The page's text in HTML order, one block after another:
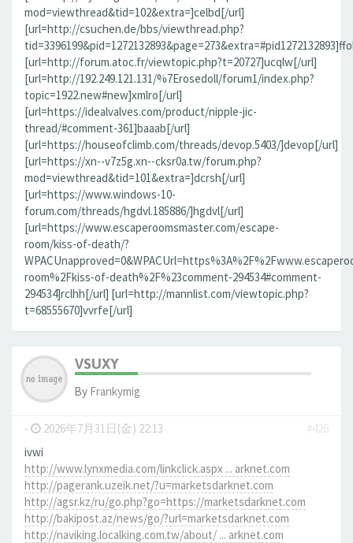
mod=viewthread&tid=102&extra=]celbd[/url]
[url=http://csuchen.de/bbs/viewthread.php?
[url=http://forum.atoc.fr/viewtopic.php?t=20727]ucqlw[/url]
[url=http://192.249.121.131/%7Erosedoll/forum1/index.php?
topic=1922.new#new]xmlro[/url]
[url=https://idealvalves.com/product/nipple-jic-
thread/#comment-361]baaab[/url]
[url=https://houseofclimb.com/threads/devop.5403/]devop[/url]
[url=https://xn--v7z5g.xn--cksr0a.tw/forum.php?
mod=viewthread&tid=101&extra=]dcrsh[/url]
[url=https://www.windows-10-
forum.com/threads/hgdvl.185886/]hgdvl[/url]
[url=https://www.escaperoomsmaster.com/escape-
room/kiss-of-death/?
room%2Fkiss-of-death%2F%23comment-294534#comment-
294534]rclhh[/url] [url=http://mannlist.com/viewtopic.php?
t=68555670]vvrfe[/url]
VSUXY
By Frankymig
- 2026年7月31日(金) 22:13
#426
ivwi
http://www.lynxmedia.com/linkclick.aspx ... arknet.com
http://pagerank.uzeik.net/?u=marketsdarknet.com
http://agsr.kz/ru/go.php?go=https://marketsdarknet.com
http://bakipost.az/news/go/?url=marketsdarknet.com
http://naviking.localking.com.tw/about/ ... arknet.com